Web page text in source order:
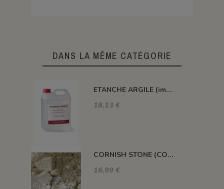
DANS LA MÊME CATÉGORIE
ETANCHE ARGILE (impermeabilisant pour pièce poreuse)
18,13 €
CORNISH STONE (CORNWALL STONE)
16,99 €